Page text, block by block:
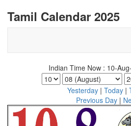
Tamil Calendar 2025
Indian Time Now : 10-
Yesterday| Today|
Previous Day|